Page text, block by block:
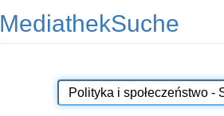
MediathekSuche